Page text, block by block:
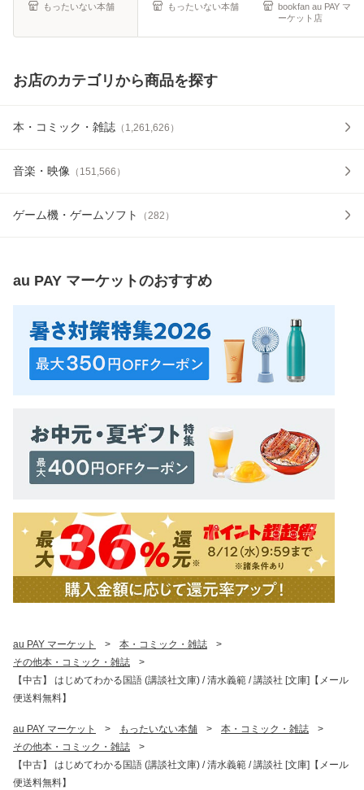
もったいない本舗 もったいない本舗
bookfan au PAY マ
ーケット店
お店のカテゴリから商品を探す
本・コミック・雑誌 （ 1,261,626 ）
音楽・映像 （ 151,566 ）
ゲーム機・ゲームソフト （282 ）
au PAY マーケットのおすすめ
au PAY マーケット > 本・コミック・雑誌
>
その他本・コミック・雑誌
>
【中古】 はじめてわかる国語 (講談社文庫) / 清水義範 / 講談社 [文庫]【メール
便送料無料】
au PAY マーケット > もったいない本舗 > 本・コミック・雑誌
>
その他本・コミック・雑誌
>
【中古】 はじめてわかる国語 (講談社文庫) / 清水義範 / 講談社 [文庫]【メール
便送料無料】